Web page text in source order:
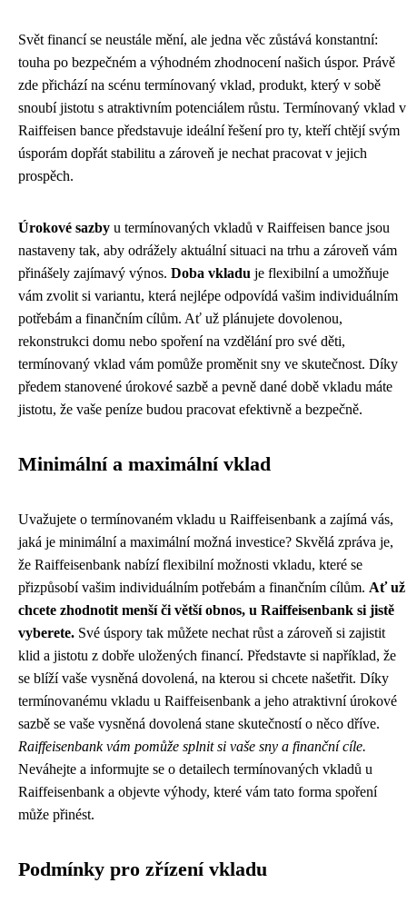
Svět financí se neustále mění, ale jedna věc zůstává konstantní:
touha po bezpečném a výhodném zhodnocení našich úspor. Právě
zde přichází na scénu termínovaný vklad, produkt, který v sobě
snoubí jistotu s atraktivním potenciálem růstu. Termínovaný vklad v
Raiffeisen bance představuje ideální řešení pro ty, kteří chtějí svým
úsporám dopřát stabilitu a zároveň je nechat pracovat v jejich
prospěch.
Úrokové sazby u termínovaných vkladů v Raiffeisen bance jsou
nastaveny tak, aby odrážely aktuální situaci na trhu a zároveň vám
přinášely zajímavý výnos. Doba vkladu je flexibilní a umožňuje
vám zvolit si variantu, která nejlépe odpovídá vašim individuálním
potřebám a finančním cílům. Ať už plánujete dovolenou,
rekonstrukci domu nebo spoření na vzdělání pro své děti,
termínovaný vklad vám pomůže proměnit sny ve skutečnost. Díky
předem stanovené úrokové sazbě a pevně dané době vkladu máte
jistotu, že vaše peníze budou pracovat efektivně a bezpečně.
Minimální a maximální vklad
Uvažujete o termínovaném vkladu u Raiffeisenbank a zajímá vás,
jaká je minimální a maximální možná investice? Skvělá zpráva je,
že Raiffeisenbank nabízí flexibilní možnosti vkladu, které se
přizpůsobí vašim individuálním potřebám a finančním cílům. Ať už
chcete zhodnotit menší či větší obnos, u Raiffeisenbank si jistě
vyberete. Své úspory tak můžete nechat růst a zároveň si zajistit
klid a jistotu z dobře uložených financí. Představte si například, že
se blíží vaše vysněná dovolená, na kterou si chcete našetřit. Díky
termínovanému vkladu u Raiffeisenbank a jeho atraktivní úrokové
sazbě se vaše vysněná dovolená stane skutečností o něco dříve.
Raiffeisenbank vám pomůže splnit si vaše sny a finanční cíle.
Neváhejte a informujte se o detailech termínovaných vkladů u
Raiffeisenbank a objevte výhody, které vám tato forma spoření
může přinést.
Podmínky pro zřízení vkladu